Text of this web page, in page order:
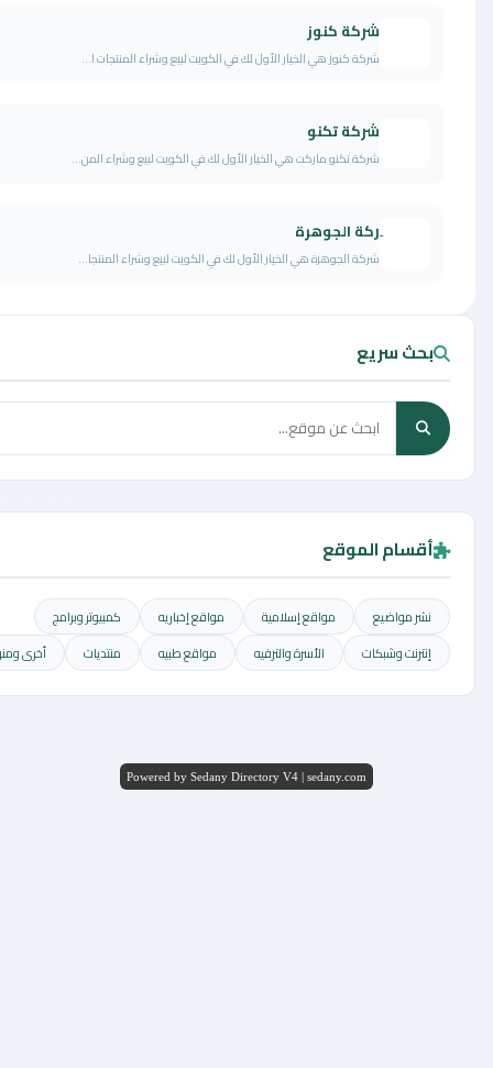
شركة كنوز
شركة كنوز هي الخيار الأول لك في الكويت لبيع وشراء المنتجات ا...
شركة تكنو
شركة تكنو ماركت هي الخيار الأول لك في الكويت لبيع وشراء المن...
ِركة الجوهرة
شركة الجوهرة هي الخيار الأول لك في الكويت لبيع وشراء المنتجا...
سريع
الموقع
مواضيع مواقع إسلامية مواقع إخباريه
كمبيوتر وبرامج
وشبكات
الأسرة والترفيه مواقع طبيه منتديات أخرى ومنوعه
Powered by Sedany Directory V4 | sedany.com